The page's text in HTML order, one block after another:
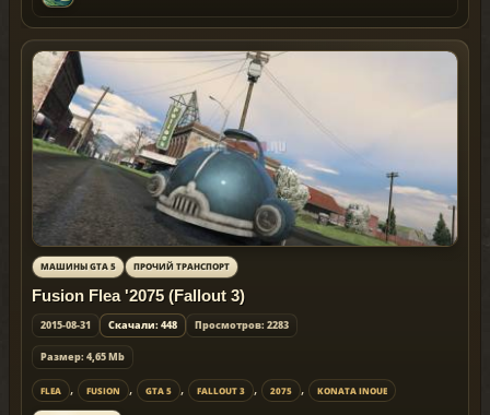
МАШИНЫ GTA 5 ПРОЧИЙ ТРАНСПОРТ
Fusion Flea '2075 (Fallout 3)
2015-08-31 Скачали: 448 Просмотров: 2283
Размер: 4,65 Mb
FLEA , FUSION , GTA 5 , FALLOUT 3 , 2075 , KONATA INOUE